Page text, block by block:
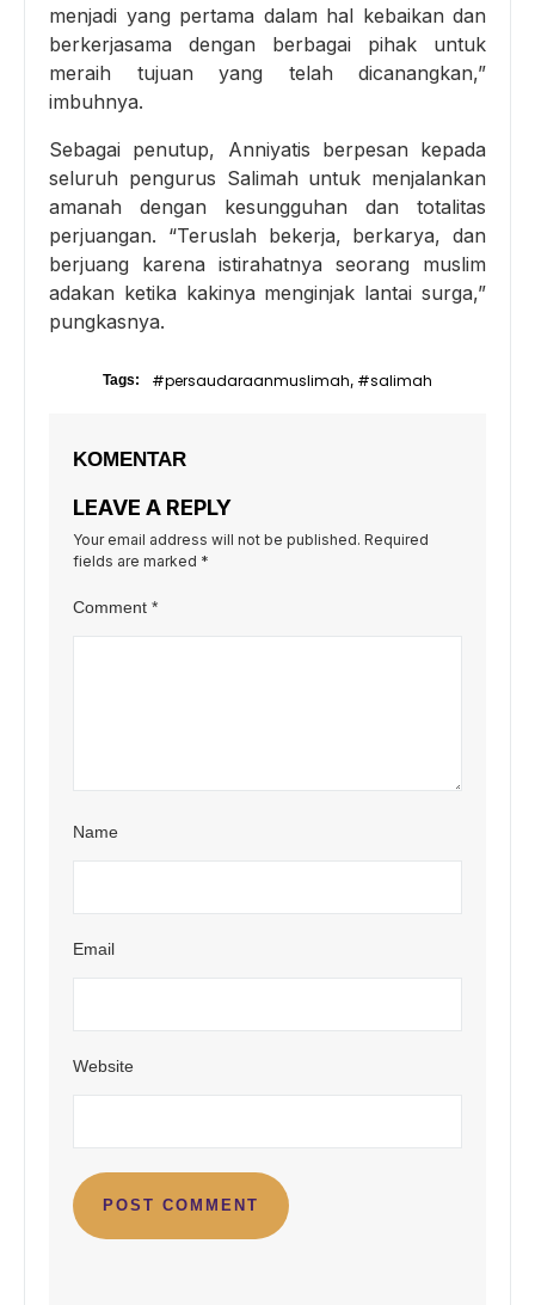
menjadi yang pertama dalam hal kebaikan dan
berkerjasama dengan berbagai pihak untuk
meraih tujuan yang telah dicanangkan,”
imbuhnya.
Sebagai penutup, Anniyatis berpesan kepada
seluruh pengurus Salimah untuk menjalankan
amanah dengan kesungguhan dan totalitas
perjuangan. “Teruslah bekerja, berkarya, dan
berjuang karena istirahatnya seorang muslim
adakan ketika kakinya menginjak lantai surga,”
pungkasnya.
Tags: #persaudaraanmuslimah, #salimah
KOMENTAR
LEAVE A REPLY
Your email address will not be published. Required
fields are marked *
Comment *
Name
Email
Website